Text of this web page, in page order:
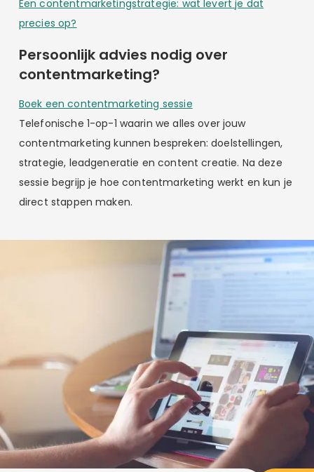
Een contentmarketingstrategie: wat levert je dat
precies op?
Persoonlijk advies nodig over
contentmarketing?
Boek een contentmarketing sessie
Telefonische 1-op-1 waarin we alles over jouw
contentmarketing kunnen bespreken: doelstellingen,
strategie, leadgeneratie en content creatie. Na deze
sessie begrijp je hoe contentmarketing werkt en kun je
direct stappen maken.